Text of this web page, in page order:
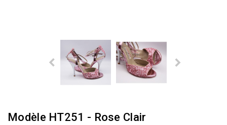
Modèle HT251 - Rose Clair